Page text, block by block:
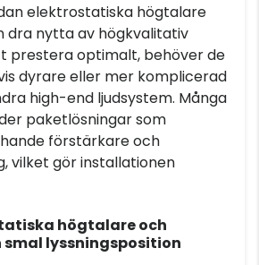
elektrostatiska högtalare
dra nytta av högkvalitativ
prestera optimalt, behöver de
dyrare eller mer komplicerad
high-end ljudsystem. Många
paketlösningar som
förstärkare och
vilket gör installationen
högtalare och
smal lyssningsposition